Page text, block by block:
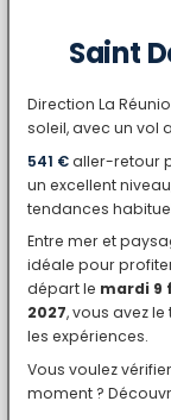
Saint
Direction La
soleil, avec un vol
541 €aller-retour
un excellent
tendances
Entre mer et
idéale pour
départ le mardi 9
2027, vous avez
les expériences.
Vous voulez
moment ?